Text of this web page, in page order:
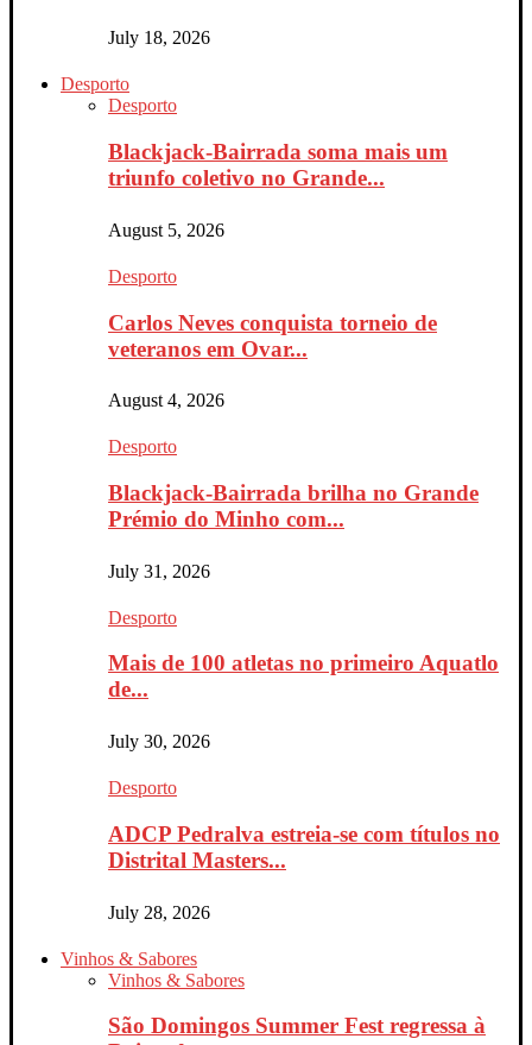
July 18, 2026
Desporto
Desporto
Blackjack-Bairrada soma mais um
triunfo coletivo no Grande...
August 5, 2026
Desporto
Carlos Neves conquista torneio de
veteranos em Ovar...
August 4, 2026
Desporto
Blackjack-Bairrada brilha no Grande
Prémio do Minho com...
July 31, 2026
Desporto
Mais de 100 atletas no primeiro Aquatlo
de...
July 30, 2026
Desporto
ADCP Pedralva estreia-se com títulos no
Distrital Masters...
July 28, 2026
Vinhos & Sabores
Vinhos & Sabores
São Domingos Summer Fest regressa à